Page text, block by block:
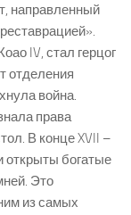
направленный
IV, стал герцог
отделения
война.
права
В конце XVII –
открыты богатые
Это
из самых